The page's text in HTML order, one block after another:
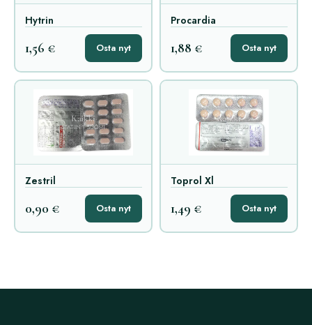
Hytrin
1,56 € Osta nyt
Procardia
1,88 € Osta nyt
Zestril
0,90 € Osta nyt
Toprol Xl
1,49 € Osta nyt